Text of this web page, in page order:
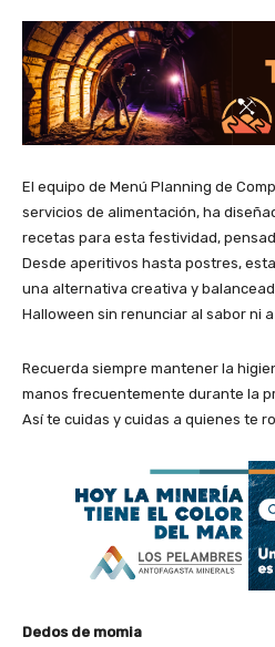
El equipo de Menú Planning de
servicios de alimentación, ha
recetas para esta festividad,
Desde aperitivos hasta postres,
una alternativa creativa y
Halloween sin renunciar al sabor ni
Recuerda siempre mantener la
manos frecuentemente durante la
Así te cuidas y cuidas a quienes te
Dedos de momia